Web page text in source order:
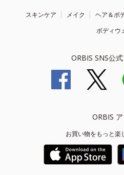
スキンケア メイク ヘア＆ボ
ボディウ
ORBIS SNS公
ORBIS ア
お買い物をもっと楽